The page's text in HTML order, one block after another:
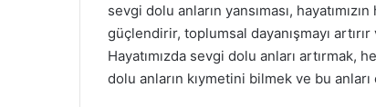
sevgi dolu anların yansıması,
güçlendirir, toplumsal dayanışmayı
Hayatımızda sevgi dolu anları artırmak,
dolu anların kıymetini bilmek ve bu